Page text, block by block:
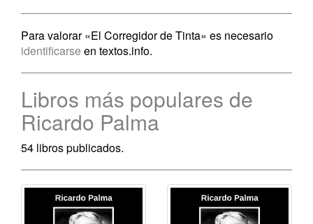
Para valorar «El Corregidor de Tinta» es necesario
identificarse en textos.info.
Libros más populares de
Ricardo Palma
54 libros publicados.